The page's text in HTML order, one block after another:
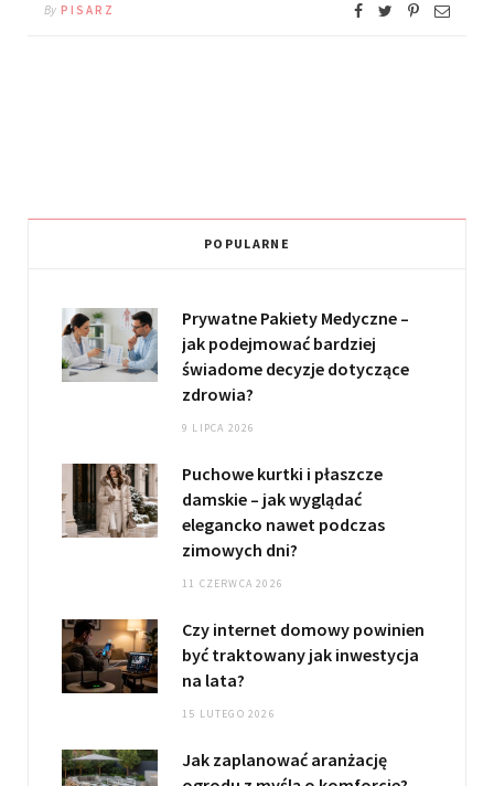
By PISARZ
POPULARNE
Prywatne Pakiety Medyczne –
jak podejmować bardziej
świadome decyzje dotyczące
zdrowia?
9 LIPCA 2026
Puchowe kurtki i płaszcze
damskie – jak wyglądać
elegancko nawet podczas
zimowych dni?
11 CZERWCA 2026
Czy internet domowy powinien
być traktowany jak inwestycja
na lata?
15 LUTEGO 2026
Jak zaplanować aranżację